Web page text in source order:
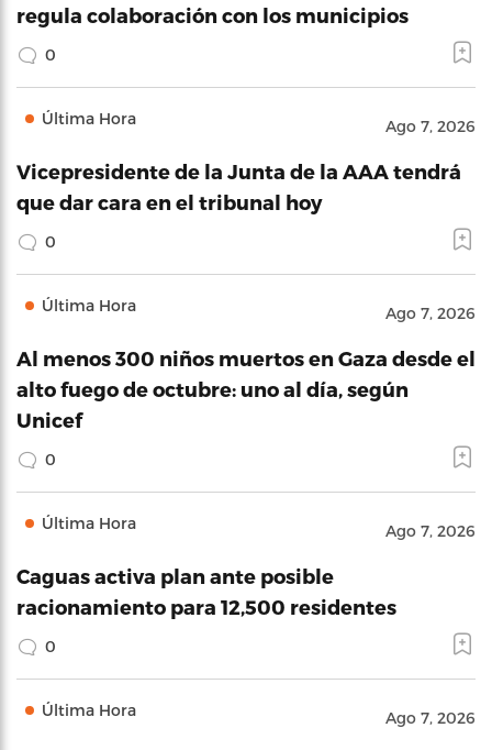
regula colaboración con los municipios
0
Última Hora Ago 7, 2026
Vicepresidente de la Junta de la AAA tendrá
que dar cara en el tribunal hoy
0
Última Hora Ago 7, 2026
Al menos 300 niños muertos en Gaza desde el
alto fuego de octubre: uno al día, según
Unicef
0
Última Hora Ago 7, 2026
Caguas activa plan ante posible
racionamiento para 12,500 residentes
0
Última Hora Ago 7, 2026